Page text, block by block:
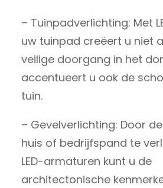
– Tuinpadverlichting: Met
uw tuinpad creëert u niet
veilige doorgang in het
accentueert u ook de
tuin.
– Gevelverlichting: Door
huis of bedrijfspand te
LED-armaturen kunt u de
architectonische